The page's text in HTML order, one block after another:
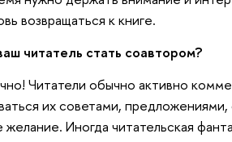
возвращаться к книге.
читатель стать соавтором?
Читатели обычно активно
их советами, предложениями,
желание. Иногда читательская